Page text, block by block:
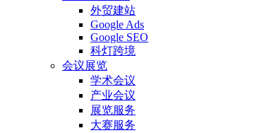
外贸建站
Google Ads
Google SEO
科灯跨境
会议展览
学术会议
产业会议
展览服务
大赛服务